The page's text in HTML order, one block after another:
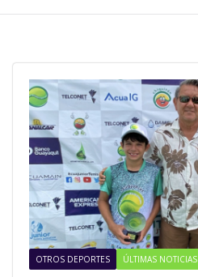
OTROS DEPORTES ÚLTIMAS NOTICIAS